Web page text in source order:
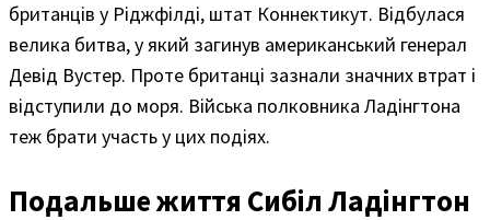
британців у Ріджфілді, штат Коннектикут. Відбулася
велика битва, у який загинув американський генерал
Девід Вустер. Проте британці зазнали значних втрат і
відступили до моря. Війська полковника Ладінгтона
теж брати участь у цих подіях.
Подальше життя Сибіл Ладінгтон